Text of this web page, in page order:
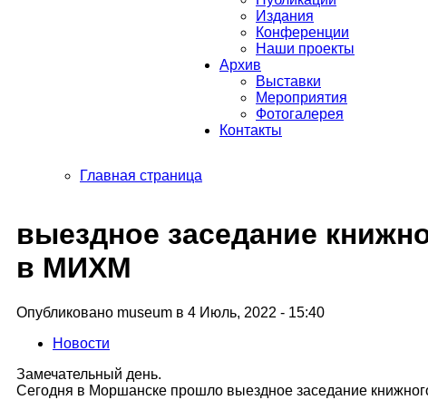
Издания
Конференции
Наши проекты
Архив
Выставки
Мероприятия
Фотогалерея
Контакты
Главная страница
выездное заседание
в МИХМ
Опубликовано museum в 4 Июль, 2022 - 15:40
Новости
Замечательный день.
Сегодня в Моршанске прошло выездное заседание